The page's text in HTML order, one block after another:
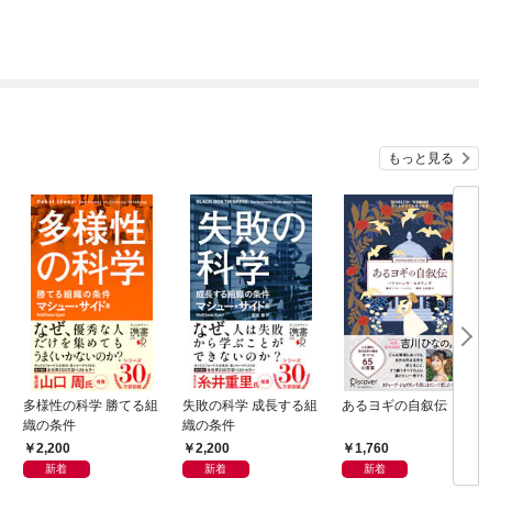
もっと見る
多様性の科学 勝てる組
織の条件
2,200
新着
失敗の科学 成長する組
織の条件
2,200
新着
あるヨギの自叙伝
1,760
新着